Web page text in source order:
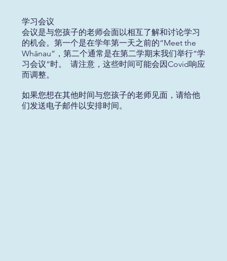
学习会议
会议是与您孩子的老师会面以相互了解和讨论学习
的机会。第一个是在学年第一天之前的“Meet the
Whānau”，第二个通常是在第二学期末我们举行“学
习会议”时。 请注意，这些时间可能会因Covid响应
而调整。
如果您想在其他时间与您孩子的老师见面，请给他
们发送电子邮件以安排时间。